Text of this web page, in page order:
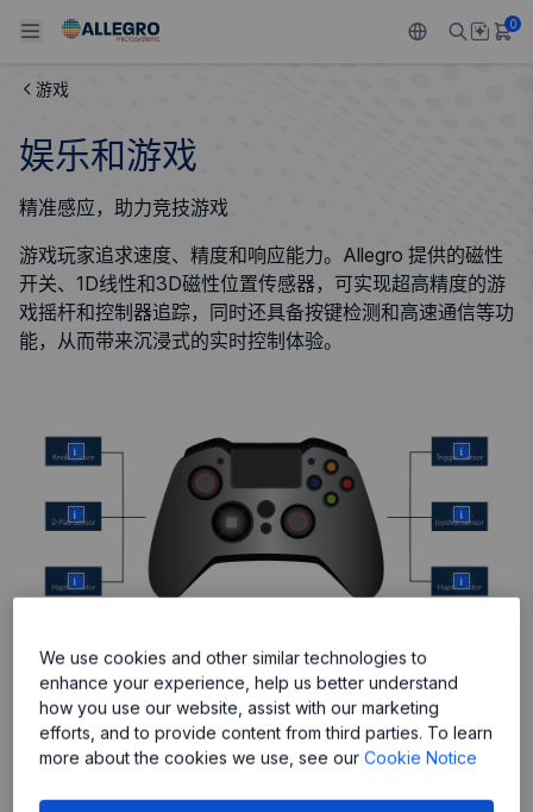
Back To Main Menu
产品
感应
调节
驱动器
Back To Main Menu
应用
汽车
工业
消费品
Back To Main Menu
技术支持
封装
质量标准和环境认证
Back To Main Menu
技术资源
Back To Main Menu
关于 ALLEGRO
我们的公司
人才招聘
企业责任
联系我们
0
游戏
娱乐和游戏
精准感应，助力竞技游戏
游戏玩家追求速度、精度和响应能力。Allegro 提供的磁性
开关、1D线性和3D磁性位置传感器，可实现超高精度的游
戏摇杆和控制器追踪，同时还具备按键检测和高速通信等功
能，从而带来沉浸式的实时控制体验。
More
More
More
More
More More
特色产品
We use cookies and other similar technologies to
enhance your experience, help us better understand
how you use our website, assist with our marketing
efforts, and to provide content from third parties. To learn
more about the cookies we use, see ourCookie Notice